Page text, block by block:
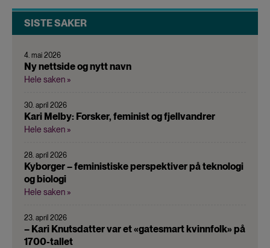
SISTE SAKER
4. mai 2026
Ny nettside og nytt navn
Hele saken »
30. april 2026
Kari Melby: Forsker, feminist og fjellvandrer
Hele saken »
28. april 2026
Kyborger – feministiske perspektiver på teknologi
og biologi
Hele saken »
23. april 2026
– Kari Knutsdatter var et «gatesmart kvinnfolk» på
1700-tallet